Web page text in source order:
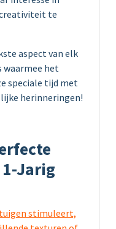
te
aspect van elk
waarmee het
speciale tijd met
herinneringen!
Jarig
stimuleert,